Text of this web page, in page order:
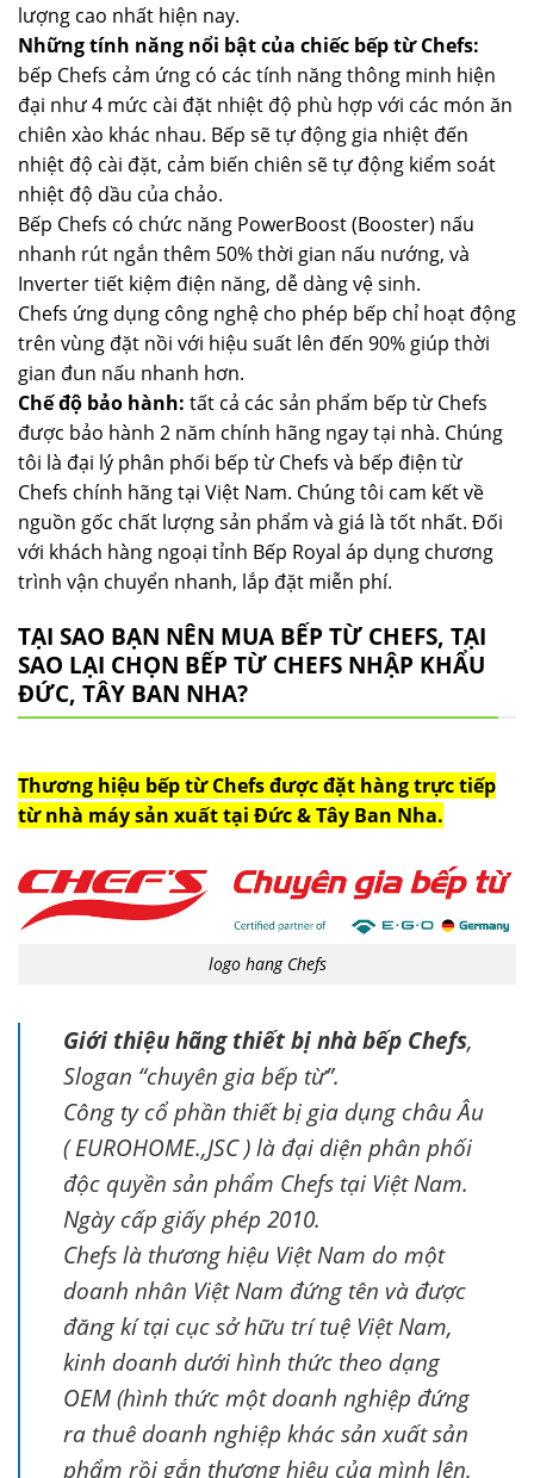
lượng cao nhất hiện nay.
Những tính năng nổi bật của chiếc bếp từ Chefs:
bếp Chefs cảm ứng có các tính năng thông minh hiện
đại như 4 mức cài đặt nhiệt độ phù hợp với các món ăn
chiên xào khác nhau. Bếp sẽ tự động gia nhiệt đến
nhiệt độ cài đặt, cảm biến chiên sẽ tự động kiểm soát
nhiệt độ dầu của chảo.
Bếp Chefs có chức năng PowerBoost (Booster) nấu
nhanh rút ngắn thêm 50% thời gian nấu nướng, và
Inverter tiết kiệm điện năng, dễ dàng vệ sinh.
Chefs ứng dụng công nghệ cho phép bếp chỉ hoạt động
trên vùng đặt nồi với hiệu suất lên đến 90% giúp thời
gian đun nấu nhanh hơn.
Chế độ bảo hành: tất cả các sản phẩm bếp từ Chefs
được bảo hành 2 năm chính hãng ngay tại nhà. Chúng
tôi là đại lý phân phối bếp từ Chefs và bếp điện từ
Chefs chính hãng tại Việt Nam. Chúng tôi cam kết về
nguồn gốc chất lượng sản phẩm và giá là tốt nhất. Đối
với khách hàng ngoại tỉnh Bếp Royal áp dụng chương
trình vận chuyển nhanh, lắp đặt miễn phí.
TẠI SAO BẠN NÊN MUA BẾP TỪ CHEFS, TẠI
SAO LẠI CHỌN BẾP TỪ CHEFS NHẬP KHẨU
ĐỨC, TÂY BAN NHA?
Thương hiệu bếp từ Chefs được đặt hàng trực tiếp
từ nhà máy sản xuất tại Đức & Tây Ban Nha.
logo hang Chefs
Giới thiệu hãng thiết bị nhà bếp Chefs,
Slogan “chuyên gia bếp từ”.
Công ty cổ phần thiết bị gia dụng châu Âu
( EUROHOME.,JSC ) là đại diện phân phối
độc quyền sản phẩm Chefs tại Việt Nam.
Ngày cấp giấy phép 2010.
Chefs là thương hiệu Việt Nam do một
doanh nhân Việt Nam đứng tên và được
đăng kí tại cục sở hữu trí tuệ Việt Nam,
kinh doanh dưới hình thức theo dạng
OEM (hình thức một doanh nghiệp đứng
ra thuê doanh nghiệp khác sản xuất sản
phẩm rồi gắn thương hiệu của mình lên,